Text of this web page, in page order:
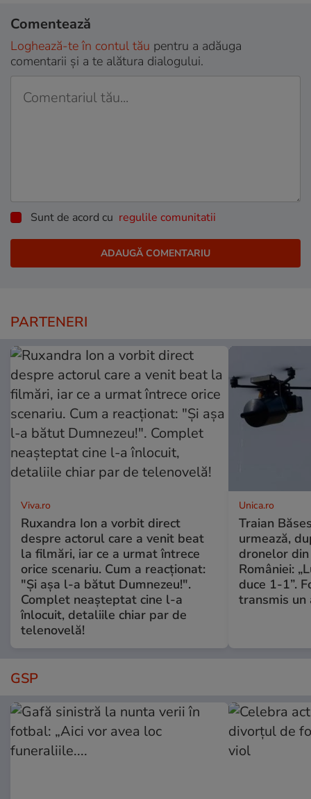
Comentează
Loghează-te în contul tău pentru a adăuga
comentarii și a te alătura dialogului.
Sunt de acord cu regulile comunitatii
PARTENERI
Viva.ro
Ruxandra Ion a vorbit direct
despre actorul care a venit beat
la filmări, iar ce a urmat întrece
orice scenariu. Cum a reacționat:
"Și așa l-a bătut Dumnezeu!".
Complet neașteptat cine l-a
înlocuit, detaliile chiar par de
telenovelă!
Unica.ro
Traian
urmează,
dronelor
României:
duce 1-1”.
transmis un
GSP